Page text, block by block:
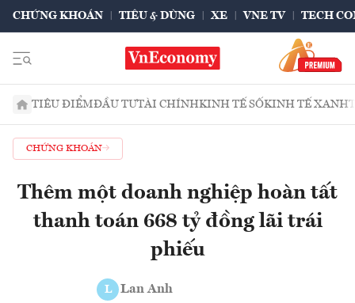
CHỨNG KHOÁN TIÊU & DÙNG XE VNE TV TECH
TIÊU ĐIỂMĐẦU TƯTÀI CHÍNHKINH TẾ SỐKINH TẾ XANH
CHỨNG KHOÁN
Thêm một doanh nghiệp hoàn tất
thanh toán 668 tỷ đồng lãi trái
phiếu
L Lan Anh